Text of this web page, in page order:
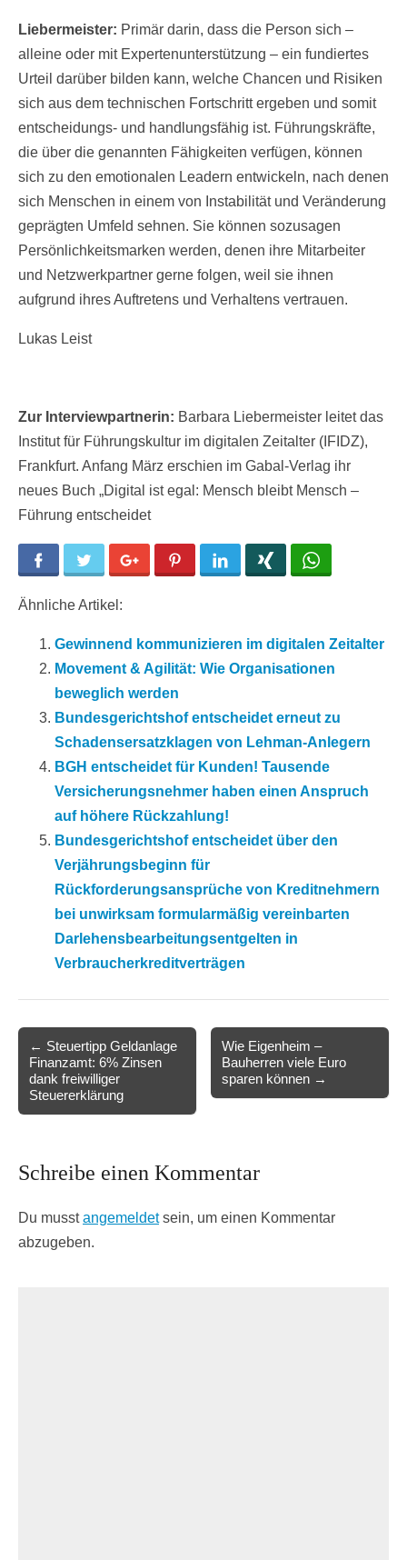
Liebermeister: Primär darin, dass die Person sich –
alleine oder mit Expertenunterstützung – ein fundiertes
Urteil darüber bilden kann, welche Chancen und Risiken
sich aus dem technischen Fortschritt ergeben und somit
entscheidungs- und handlungsfähig ist. Führungskräfte,
die über die genannten Fähigkeiten verfügen, können
sich zu den emotionalen Leadern entwickeln, nach denen
sich Menschen in einem von Instabilität und Veränderung
geprägten Umfeld sehnen. Sie können sozusagen
Persönlichkeitsmarken werden, denen ihre Mitarbeiter
und Netzwerkpartner gerne folgen, weil sie ihnen
aufgrund ihres Auftretens und Verhaltens vertrauen.
Lukas Leist
Zur Interviewpartnerin: Barbara Liebermeister leitet das
Institut für Führungskultur im digitalen Zeitalter (IFIDZ),
Frankfurt. Anfang März erschien im Gabal-Verlag ihr
neues Buch „Digital ist egal: Mensch bleibt Mensch –
Führung entscheidet
Facebook Twitter Google+ Pinterest LinkedIn
Ähnliche Artikel:
Gewinnend kommunizieren im digitalen Zeitalter
Movement & Agilität: Wie Organisationen
beweglich werden
Bundesgerichtshof entscheidet erneut zu
Schadensersatzklagen von Lehman-Anlegern
BGH entscheidet für Kunden! Tausende
Versicherungsnehmer haben einen Anspruch
auf höhere Rückzahlung!
Bundesgerichtshof entscheidet über den
Verjährungsbeginn für
Rückforderungsansprüche von Kreditnehmern
bei unwirksam formularmäßig vereinbarten
Darlehensbearbeitungsentgelten in
Verbraucherkreditverträgen
navigation
← Steuertipp Geldanlage
Finanzamt: 6% Zinsen
dank freiwilliger
Steuererklärung
Wie Eigenheim –
Bauherren viele Euro
sparen können →
Schreibe einen Kommentar
Du musstangemeldetsein, um einen Kommentar
abzugeben.